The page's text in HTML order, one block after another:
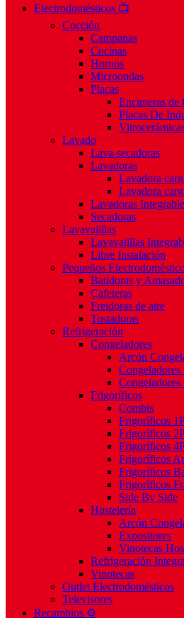
Electrodomésticos 📺
Cocción
Campanas
Cocinas
Hornos
Microondas
Placas
Encimeras de
Placas De
Lavado
Lava-secadoras
Lavadoras
Lavadora
Lavadora
Lavadoras
Secadoras
Lavavajillas
Lavavajillas
Libre Instalación
Pequeños
Batidoras y
Cafeteras
Freidoras de aire
Tostadoras
Refrigeración
Congeladores
Arcón
Congeladores
Frigoríficos
Combis
Frigoríficos
Frigoríficos
Frigoríficos
Frigoríficos
Frigoríficos
Frigoríficos
Side By Side
Hostelería
Arcón
Expositores
Vinotecas
Refrigeración
Vinotecas
Outlet Electrodomésticos
Televisores
Recambios ⚙️